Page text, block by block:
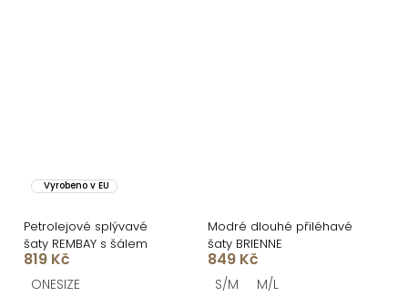
Vyrobeno v EU
Petrolejové splývavé
šaty REMBAY s šálem
819 Kč
ONESIZE
Modré dlouhé přiléhavé
šaty BRIENNE
849 Kč
S/M M/L